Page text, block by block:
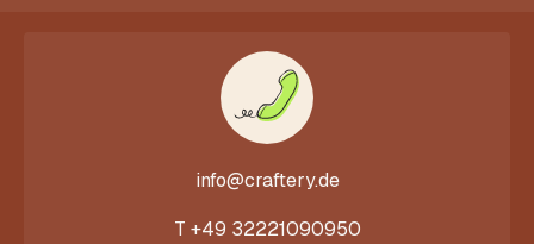
info@craftery.de
T +49 32221090950